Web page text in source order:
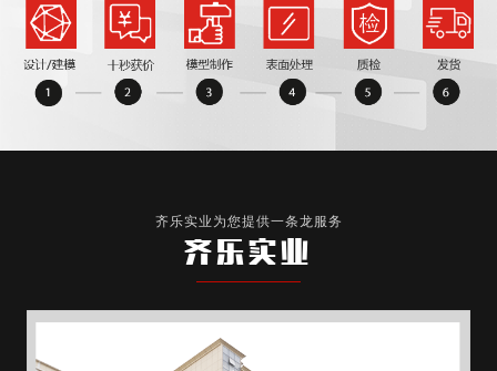
齐乐实业为您提供一条龙服务
齐乐实业